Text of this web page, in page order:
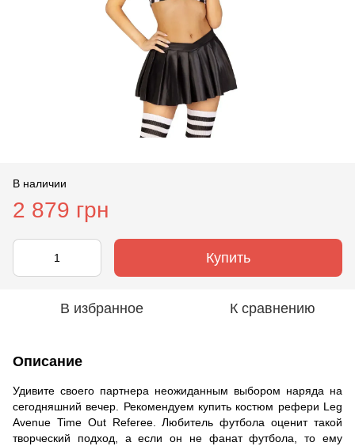
В наличии
2 879 грн
Купить
В избранное К сравнению
Описание
Удивите своего партнера неожиданным выбором наряда на
сегодняшний вечер. Рекомендуем купить костюм рефери Leg
Avenue Time Out Referee. Любитель футбола оценит такой
творческий подход, а если он не фанат футбола, то ему